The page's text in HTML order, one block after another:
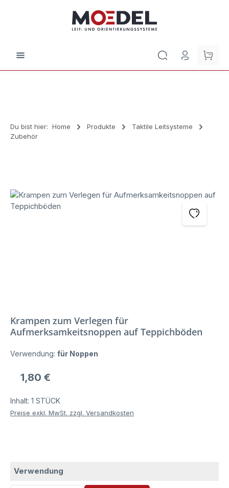
Zum Hauptinhalt springen
Du bist hier: Home Produkte
Taktile Leitsysteme
Zubehör
Bildergalerie überspringen
Krampen zum Verlegen für
Aufmerksamkeitsnoppen auf Teppichböden
Verwendung: für Noppen
Regulärer Preis:
1,80 €
Inhalt: 1 STÜCK
Preise exkl. MwSt. zzgl. Versandkosten
Verwendung